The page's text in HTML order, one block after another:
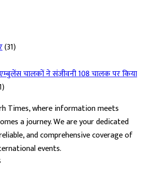
(31)
चालकों ने संजीवनी 108 चालक पर किया
Times, where information meets
a journey. We are your dedicated
and comprehensive coverage of
events.